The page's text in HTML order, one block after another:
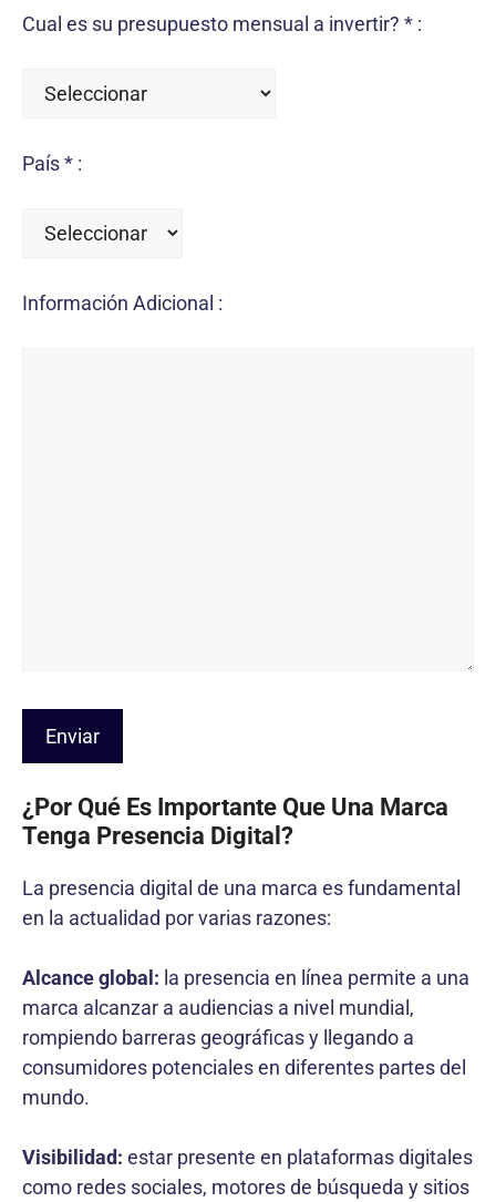
Cual es su presupuesto mensual a invertir? * :
País * :
Información Adicional :
¿Por Qué Es Importante Que Una Marca
Tenga Presencia Digital?
La presencia digital de una marca es fundamental
en la actualidad por varias razones:
Alcance global: la presencia en línea permite a una
marca alcanzar a audiencias a nivel mundial,
rompiendo barreras geográficas y llegando a
consumidores potenciales en diferentes partes del
mundo.
Visibilidad: estar presente en plataformas digitales
como redes sociales, motores de búsqueda y sitios